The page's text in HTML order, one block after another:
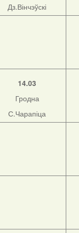
Дз.Вінчэўскі
14.03
Гродна
С.Чарапіца